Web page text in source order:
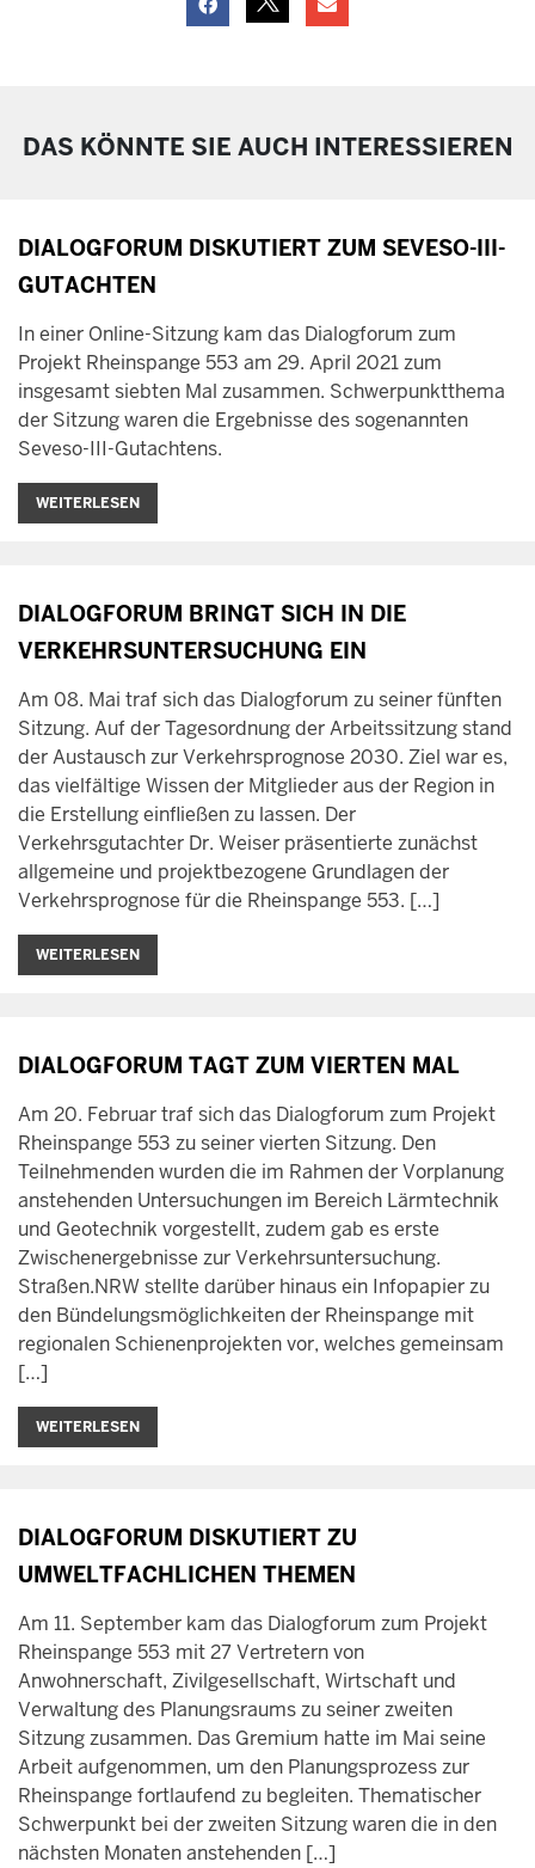
DAS KÖNNTE SIE AUCH INTERESSIEREN
DIALOGFORUM DISKUTIERT ZUM SEVESO-III-
GUTACHTEN
In einer Online-Sitzung kam das Dialogforum zum
Projekt Rheinspange 553 am 29. April 2021 zum
insgesamt siebten Mal zusammen. Schwerpunktthema
der Sitzung waren die Ergebnisse des sogenannten
Seveso-III-Gutachtens.
WEITERLESEN
DIALOGFORUM BRINGT SICH IN DIE
VERKEHR­SUNTER­SUCHUNG EIN
Am 08. Mai traf sich das Dialogforum zu seiner fünften
Sitzung. Auf der Tagesordnung der Arbeitssitzung stand
der Austausch zur Verkehrsprognose 2030. Ziel war es,
das vielfältige Wissen der Mitglieder aus der Region in
die Erstellung einfließen zu lassen. Der
Verkehrsgutachter Dr. Weiser präsentierte zunächst
allgemeine und projektbezogene Grundlagen der
Verkehrsprognose für die Rheinspange 553. […]
WEITERLESEN
DIALOGFORUM TAGT ZUM VIERTEN MAL
Am 20. Februar traf sich das Dialogforum zum Projekt
Rheinspange 553 zu seiner vierten Sitzung. Den
Teilnehmenden wurden die im Rahmen der Vorplanung
anstehenden Untersuchungen im Bereich Lärmtechnik
und Geotechnik vorgestellt, zudem gab es erste
Zwischenergebnisse zur Verkehrsuntersuchung.
Straßen.NRW stellte darüber hinaus ein Infopapier zu
den Bündelungsmöglichkeiten der Rheinspange mit
regionalen Schienenprojekten vor, welches gemeinsam
[…]
WEITERLESEN
DIALOGFORUM DISKUTIERT ZU
UMWELTFACHLICHEN THEMEN
Am 11. September kam das Dialogforum zum Projekt
Rheinspange 553 mit 27 Vertretern von
Anwohnerschaft, Zivilgesellschaft, Wirtschaft und
Verwaltung des Planungsraums zu seiner zweiten
Sitzung zusammen. Das Gremium hatte im Mai seine
Arbeit aufgenommen, um den Planungsprozess zur
Rheinspange fortlaufend zu begleiten. Thematischer
Schwerpunkt bei der zweiten Sitzung waren die in den
nächsten Monaten anstehenden […]